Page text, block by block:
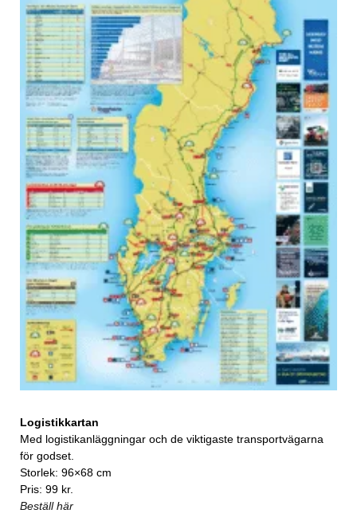
Logistikkartan
Med logistikanläggningar och de viktigaste transportvägarna
för godset.
Storlek: 96×68 cm
Pris: 99 kr.
Beställ här